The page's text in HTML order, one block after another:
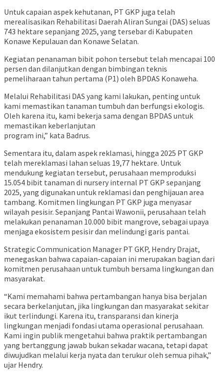
Untuk capaian aspek kehutanan, PT GKP juga telah
merealisasikan Rehabilitasi Daerah Aliran Sungai (DAS) seluas
743 hektare sepanjang 2025, yang tersebar di Kabupaten
Konawe Kepulauan dan Konawe Selatan.
Kegiatan penanaman bibit pohon tersebut telah mencapai 100
persen dan dilanjutkan dengan bimbingan teknis
pemeliharaan tahun pertama (P1) oleh BPDAS Konaweha.
Melalui Rehabilitasi DAS yang kami lakukan, penting untuk
kami memastikan tanaman tumbuh dan berfungsi ekologis.
Oleh karena itu, kami bekerja sama dengan BPDAS untuk
memastikan keberlanjutan
program ini,” kata Badrus.
Sementara itu, dalam aspek reklamasi, hingga 2025 PT GKP
telah mereklamasi lahan seluas 19,77 hektare. Untuk
mendukung kegiatan tersebut, perusahaan memproduksi
15.054 bibit tanaman di nursery internal PT GKP sepanjang
2025, yang digunakan untuk reklamasi dan penghijauan area
tambang. Komitmen lingkungan PT GKP juga menyasar
wilayah pesisir. Sepanjang Pantai Wawonii, perusahaan telah
melakukan penanaman 10.000 bibit mangrove, sebagai upaya
menjaga ekosistem pesisir dan melindungi garis pantai.
Strategic Communication Manager PT GKP, Hendry Drajat,
menegaskan bahwa capaian-capaian ini merupakan bagian dari
komitmen perusahaan untuk tumbuh bersama lingkungan dan
masyarakat.
“Kami memahami bahwa pertambangan hanya bisa berjalan
secara berkelanjutan, jika lingkungan dan masyarakat sekitar
ikut terlindungi. Karena itu, transparansi dan kinerja
lingkungan menjadi fondasi utama operasional perusahaan.
Kami ingin publik mengetahui bahwa praktik pertambangan
yang bertanggung jawab bukan sekadar wacana, tetapi dapat
diwujudkan melalui kerja nyata dan terukur oleh semua pihak,”
ujar Hendry.